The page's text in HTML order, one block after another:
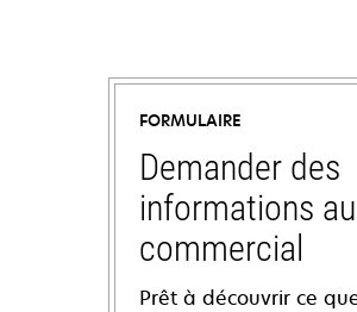
FORMULAIRE
Demander des
informations
commercial
Prêt à découvrir ce